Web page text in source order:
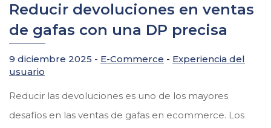
Reducir devoluciones en ventas
de gafas con una DP precisa
9 diciembre 2025 - E-Commerce - Experiencia del
usuario
Reducir las devoluciones es uno de los mayores
desafíos en las ventas de gafas en ecommerce. Los